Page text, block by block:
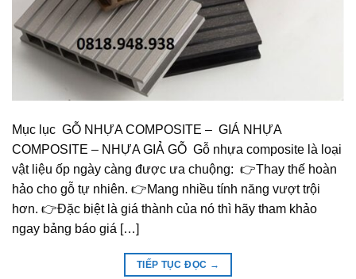
Mục lục GỖ NHỰA COMPOSITE – GIÁ NHỰA
COMPOSITE – NHỰA GIẢ GỖ Gỗ nhựa composite là loại
vật liệu ốp ngày càng được ưa chuộng: 👉Thay thế hoàn
hảo cho gỗ tự nhiên. 👉Mang nhiều tính năng vượt trội
hơn. 👉Đặc biệt là giá thành của nó thì hãy tham khảo
ngay bảng báo giá […]
TIẾP TỤC ĐỌC →